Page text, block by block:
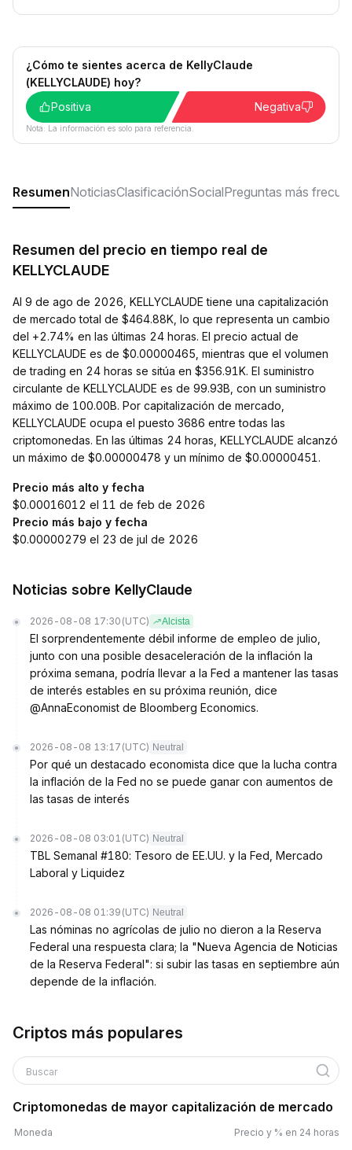
¿Cómo te sientes acerca de KellyClaude
(KELLYCLAUDE) hoy?
Positiva
Negativa
Nota: La información es solo para referencia.
ResumenNoticiasClasificaciónSocialPreguntas más
Resumen del precio en tiempo real de
KELLYCLAUDE
Al 9 de ago de 2026, KELLYCLAUDE tiene una capitalización
de mercado total de $464.88K, lo que representa un cambio
del +2.74% en las últimas 24 horas. El precio actual de
KELLYCLAUDE es de $0.00000465, mientras que el volumen
de trading en 24 horas se sitúa en $356.91K. El suministro
circulante de KELLYCLAUDE es de 99.93B, con un suministro
máximo de 100.00B. Por capitalización de mercado,
KELLYCLAUDE ocupa el puesto 3686 entre todas las
criptomonedas. En las últimas 24 horas, KELLYCLAUDE alcanzó
un máximo de $0.00000478 y un mínimo de $0.00000451.
Precio más alto y fecha
$0.00016012 el 11 de feb de 2026
Precio más bajo y fecha
$0.00000279 el 23 de jul de 2026
Noticias sobre KellyClaude
2026-08-08 17:30 (UTC) Alcista
El sorprendentemente débil informe de empleo de julio,
junto con una posible desaceleración de la inflación la
próxima semana, podría llevar a la Fed a mantener las tasas
de interés estables en su próxima reunión, dice
@AnnaEconomist de Bloomberg Economics.
2026-08-08 13:17 (UTC) Neutral
Por qué un destacado economista dice que la lucha contra
la inflación de la Fed no se puede ganar con aumentos de
las tasas de interés
2026-08-08 03:01 (UTC) Neutral
TBL Semanal #180: Tesoro de EE.UU. y la Fed, Mercado
Laboral y Liquidez
2026-08-08 01:39 (UTC) Neutral
Las nóminas no agrícolas de julio no dieron a la Reserva
Federal una respuesta clara; la "Nueva Agencia de Noticias
de la Reserva Federal": si subir las tasas en septiembre aún
depende de la inflación.
Criptos más populares
Buscar
Criptomonedas de mayor capitalización de mercado
Moneda Precio y % en 24 horas